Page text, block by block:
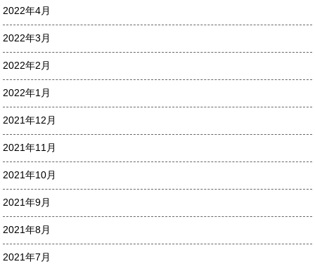
2022年4月
2022年3月
2022年2月
2022年1月
2021年12月
2021年11月
2021年10月
2021年9月
2021年8月
2021年7月